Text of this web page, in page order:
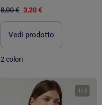
8,00 € 3,20 €
Vedi prodotto
2 colori
1 / 3